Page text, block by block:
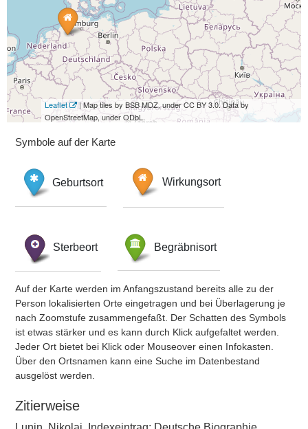
Leaflet
| Map tiles by BSB MDZ, under CC BY 3.0. Data by
OpenStreetMap, under ODbL.
Symbole auf der Karte
Geburtsort Wirkungsort
Sterbeort Begräbnisort
Auf der Karte werden im Anfangszustand bereits alle zu der
Person lokalisierten Orte eingetragen und bei Überlagerung je
nach Zoomstufe zusammengefaßt. Der Schatten des Symbols
ist etwas stärker und es kann durch Klick aufgefaltet werden.
Jeder Ort bietet bei Klick oder Mouseover einen Infokasten.
Über den Ortsnamen kann eine Suche im Datenbestand
ausgelöst werden.
Zitierweise